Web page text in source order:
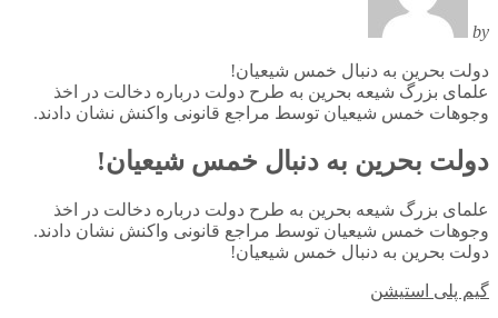
by
دولت بحرین به دنبال خمس شیعیان!
علمای بزرگ شیعه بحرین به طرح دولت درباره دخالت در اخذ
وجوهات خمس شیعیان توسط مراجع قانونی واکنش نشان دادند.
دولت بحرین به دنبال خمس شیعیان!
علمای بزرگ شیعه بحرین به طرح دولت درباره دخالت در اخذ
وجوهات خمس شیعیان توسط مراجع قانونی واکنش نشان دادند.
دولت بحرین به دنبال خمس شیعیان!
گیم پلی استیشن